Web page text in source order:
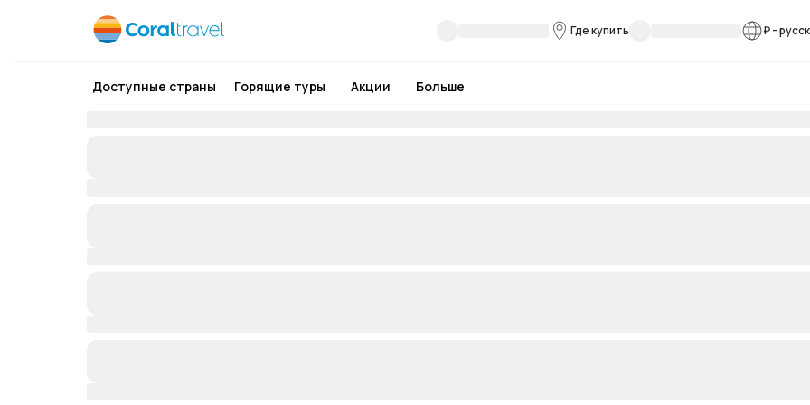
Где купить ₽-
Доступные страны Горящие туры Акции Больше